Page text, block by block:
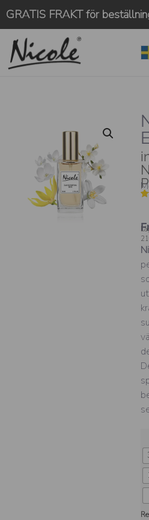
GRATIS FRAKT för
på